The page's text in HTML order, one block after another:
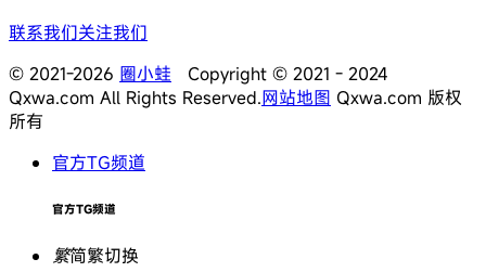
联系我们关注我们
© 2021-2026 圈小蛙 Copyright © 2021 - 2024
Qxwa.com All Rights Reserved.网站地图 Qxwa.com 版权
所有
官方TG频道
官方TG频道
繁简繁切换